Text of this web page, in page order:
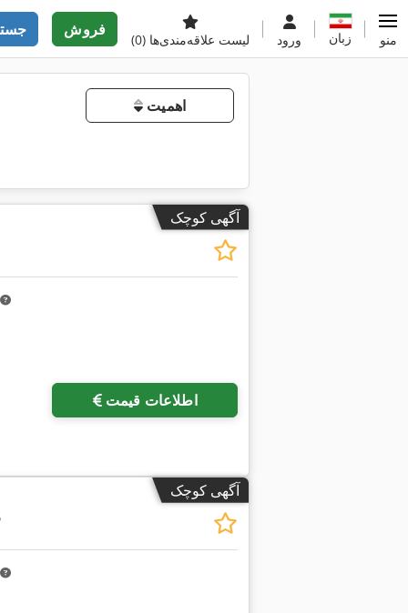
فروش
لیست علاقه‌مندی‌ها (0) ورود زبان منو
اهمیت
آگهی کوچک
اطلاعات قیمت
آگهی کوچک